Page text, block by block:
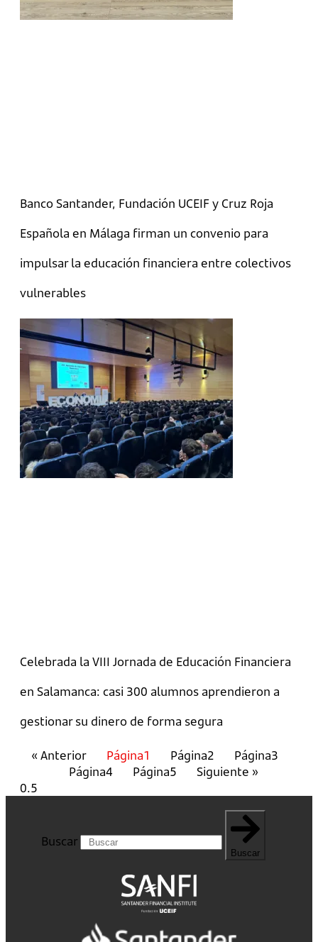
Banco Santander, Fundación UCEIF y Cruz Roja
Española en Málaga firman un convenio para
impulsar la educación financiera entre colectivos
vulnerables
Celebrada la VIII Jornada de Educación Financiera
en Salamanca: casi 300 alumnos aprendieron a
gestionar su dinero de forma segura
« Anterior Página1 Página2 Página3
Página4 Página5 Siguiente »
Buscar
Buscar